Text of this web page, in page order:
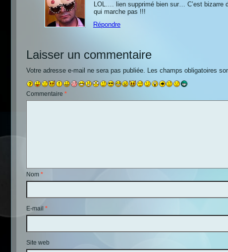
LOL…. lien supprimé bien sur… C’est bizarre
qui marche pas !!!
Répondre
Laisser un commentaire
Votre adresse e-mail ne sera pas publiée. Les champs obligatoires
Commentaire *
Nom *
E-mail *
Site web